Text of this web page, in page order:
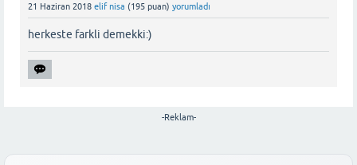
21 Haziran 2018 elif nisa (195 puan) yorumladı
herkeste farkli demekki:)
-Reklam-